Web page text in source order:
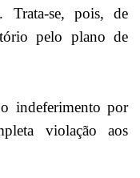
. Trata-se, pois, de
pelo plano de
indeferimento por
violação aos